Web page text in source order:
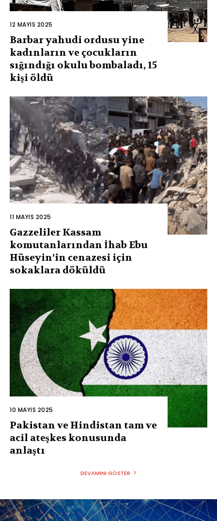
12 MAYIS 2025
Barbar yahudi ordusu yine
kadınların ve çocukların
sığındığı okulu bombaladı, 15
kişi öldü
11 MAYIS 2025
Gazzeliler Kassam
komutanlarından İhab Ebu
Hüseyin’in cenazesi için
sokaklara döküldü
10 MAYIS 2025
Pakistan ve Hindistan tam ve
acil ateşkes konusunda
anlaştı
DEVAMINI GÖSTER